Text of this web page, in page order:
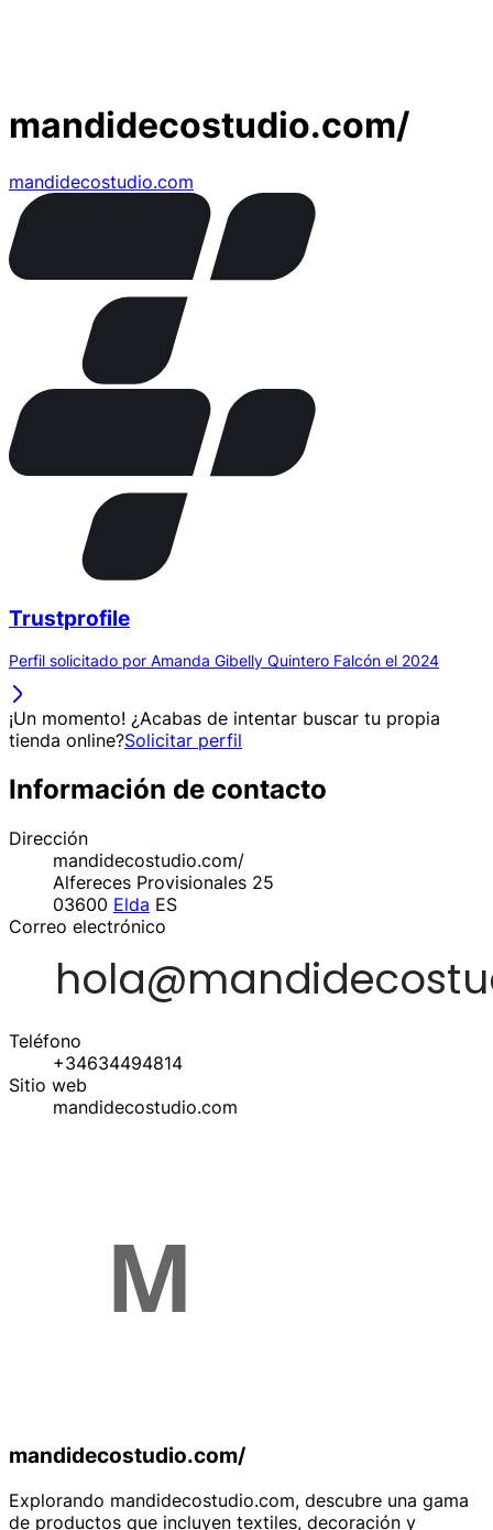
mandidecostudio.com/
mandidecostudio.com
Trustprofile
Perfil solicitado por Amanda Gibelly Quintero Falcón el 2024
¡Un momento! ¿Acabas de intentar buscar tu propia
tienda online?Solicitar perfil
Información de contacto
Dirección
mandidecostudio.com/
Alfereces Provisionales 25
03600 Elda ES
Correo electrónico
Teléfono
+34634494814
Sitio web
mandidecostudio.com
mandidecostudio.com/
Explorando mandidecostudio.com, descubre una gama
de productos que incluyen textiles, decoración y